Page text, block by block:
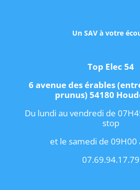
Un SAV à votre
Top Elec 54
6 avenue des érables
prunus) 54180
Du lundi au vendredi de
stop
et le samedi de 09H00
07.69.94.17.79